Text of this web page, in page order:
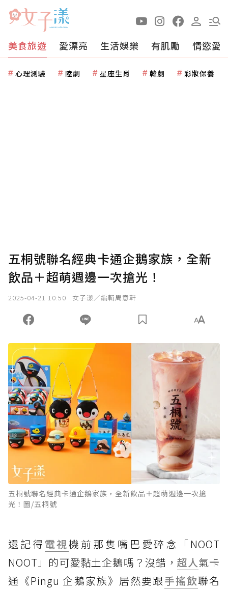
美食旅遊 愛漂亮 生活娛樂 有肌勵 情慾愛
心理測驗 陸劇 星座生肖 韓劇 彩妝保養
五桐號聯名經典卡通企鵝家族，全新
飲品＋超萌週邊一次搶光！
2025-04-21 10:50 女子漾／編輯周意軒
五桐號聯名經典卡通企鵝家族，全新飲品＋超萌週邊一次搶
光！圖/五桐號
還記得電視機前那隻嘴巴愛碎念「NOOT
NOOT」的可愛黏土企鵝嗎？沒錯， 超人氣卡
通《Pingu 企鵝家族》居然要跟手搖飲聯名